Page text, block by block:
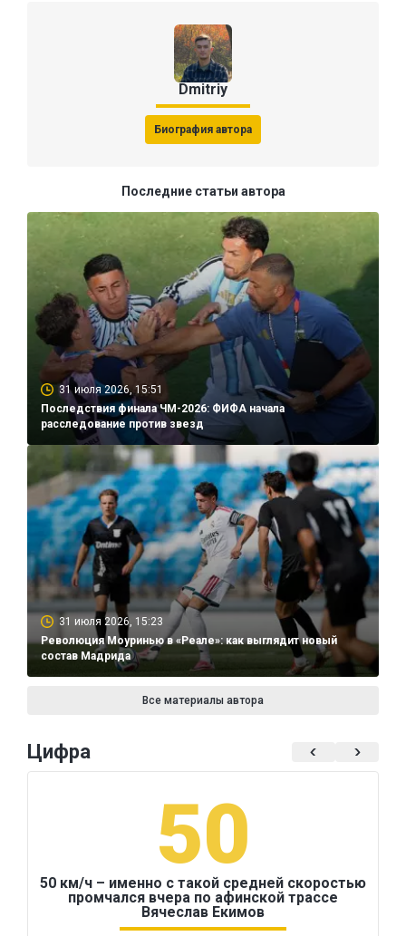
Dmitriy
Биография автора
Последние статьи автора
31 июля 2026, 15:51
Последствия финала ЧМ-2026: ФИФА начала
расследование против звезд
31 июля 2026, 15:23
Революция Моуринью в «Реале»: как выглядит новый
состав Мадрида
Все материалы автора
Цифра
50
50 км/ч – именно с такой средней скоростью
промчался вчера по афинской трассе
Вячеслав Екимов